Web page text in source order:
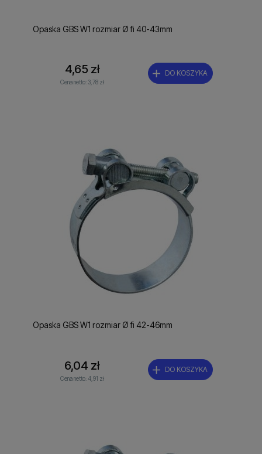
Opaska GBS W1 rozmiar Ø fi 40-43mm
4,65 zł
Cena netto:3,78 zł
DO KOSZYKA
Opaska GBS W1 rozmiar Ø fi 42-46mm
6,04 zł
Cena netto:4,91 zł
DO KOSZYKA